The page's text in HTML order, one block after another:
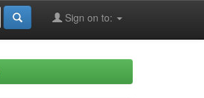
Sign on to: